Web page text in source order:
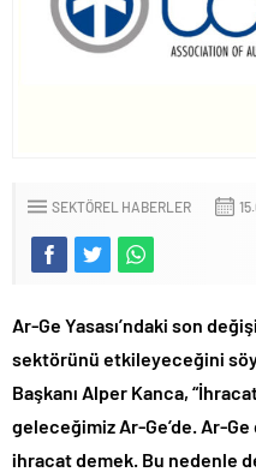
SEKTÖREL HABERLER
Ar-Ge Yasası’ndaki son
sektörünü etkileyeceğini
Başkanı Alper Kanca,
geleceğimiz Ar-Ge’de. Ar-
ihracat demek. Bu nedenle